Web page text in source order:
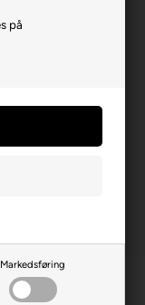
på
Markedsføring
under 3 år.